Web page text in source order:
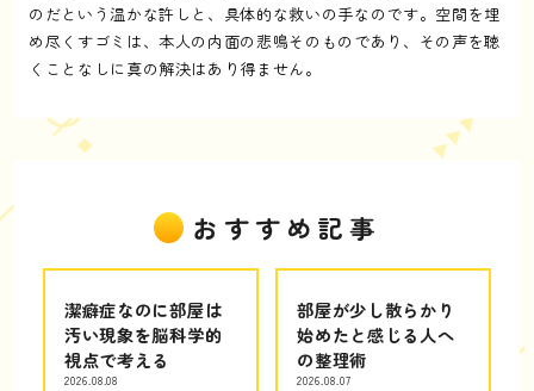
のだという温かな許しと、具体的な救いの手なのです。空間を埋
め尽くすゴミは、本人の内面の悲鳴そのものであり、その声を聴
くことなしに真の解決はあり得ません。
おすすめ記事
潔癖症なのに部屋は
汚い現象を脳科学的
視点で考える
2026.08.08
部屋が少し散らかり
始めたと感じる人へ
の整理術
2026.08.07